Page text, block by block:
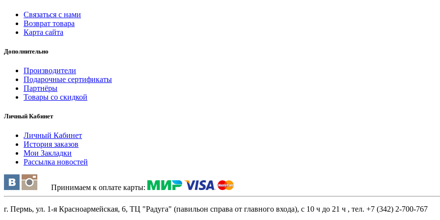
Связаться с нами
Возврат товара
Карта сайта
Дополнительно
Производители
Подарочные сертификаты
Партнёры
Товары со скидкой
Личный Кабинет
Личный Кабинет
История заказов
Мои Закладки
Рассылка новостей
Принимаем к оплате карты:
г. Пермь, ул. 1-я Красноармейская, 6, ТЦ "Радуга" (павильон справа от главного входа), с 10 ч до 21 ч , тел. +7 (342) 2-700-767